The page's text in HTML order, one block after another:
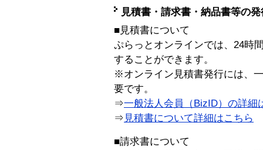
見積書・請求書・納品書等の
■見積書について
ぷらっとオンラインでは、24時
することができます。
※オンライン見積書発行には、
要です。
⇒一般法人会員（BizID）の詳細
⇒ 見積書について詳細はこちら
■請求書について